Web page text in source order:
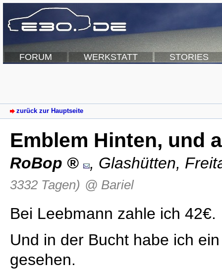
FORUM WERKSTATT STORIES
zurück zur Hauptseite
Emblem Hinten, und
RoBop , Glashütten,
3332 Tagen) @ Bariel
Bei Leebmann zahle ich 42€.
Und in der Bucht habe ich
gesehen.